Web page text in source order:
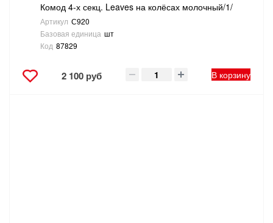
Комод 4-х секц. Leaves на колёсах молочный/1/
Артикул С920
Базовая единица шт
Код 87829
2 100 руб В корзину